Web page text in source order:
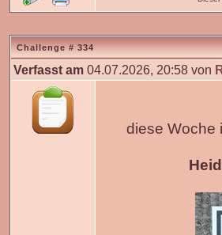
Challenge # 334
Verfasst am 04.07.2026, 20:58 von
diese Woche